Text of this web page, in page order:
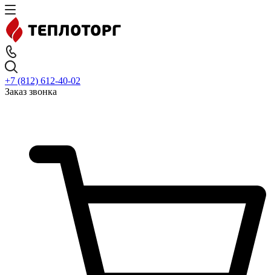
+7 (812) 612-40-02
Заказ звонка